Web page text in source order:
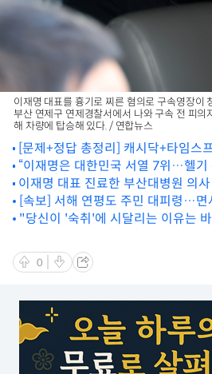
이재명 대표를 흉기로 찌른 혐의로 구속영장이
부산 연제구 연제경찰서에서 나와 구속 전 피의
해 차량에 탑승해 있다. / 연합뉴스
[문제+정답 총정리] 캐시닥+타임스
즈' 정답 공개 (1월 5일)
“이재명은 대한민국 서열 7위…헬기
날린 홍준표
이재명 대표 진료한 부산대병원 의
했었다” (새로 전해진 내용)
[속보] 서해 연평도 주민 대피령…면
"당신이 '숙취'에 시달리는 이유는
0